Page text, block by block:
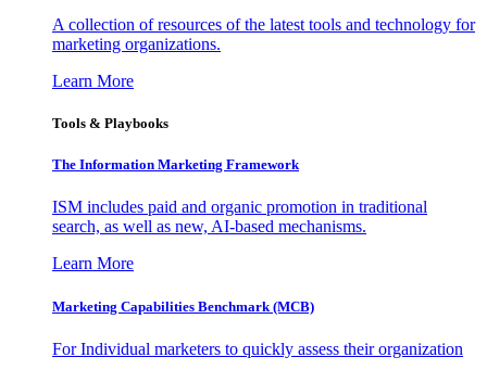
A collection of resources of the latest tools and technology for
marketing organizations.
Learn More
Tools & Playbooks
The Information Marketing Framework
ISM includes paid and organic promotion in traditional
search, as well as new, AI-based mechanisms.
Learn More
Marketing Capabilities Benchmark (MCB)
For Individual marketers to quickly assess their organization